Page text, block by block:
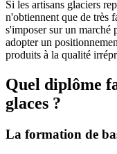
Si les artisans glaciers
n'obtiennent que de très
s'imposer sur un marché
adopter un
produits à la qualité
Quel diplôme
glaces ?
La formation de